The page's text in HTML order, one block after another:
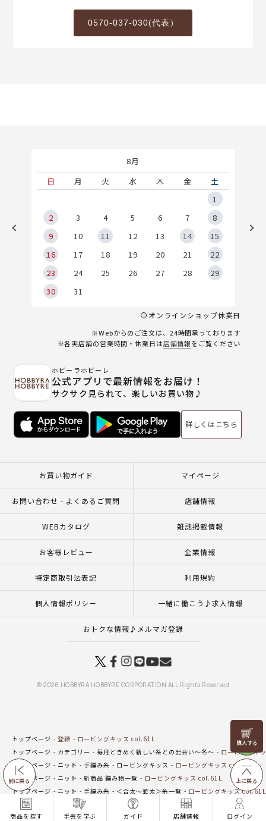
商品を探す 手芸を学ぶ ガイド 店舗情報 ログイン
前に戻る
リリヤン
フェア
上に戻る
0570-037-030(代表）
8月
日
月 火 水 木 金
土
1
2
3 4 5 6 7
8
9
10 11 12 13 14
15
16
17 18 19 20 21
22
23
24 25 26 27 28
29
30
31
オンラインショップ休業日
※Webからのご注文は、24時間承っております
※各実店舗の営業時間・休業日は店舗情報をご覧ください
ホビーラホビーレ
公式アプリで最新情報をお届け！
サクサク見られて、楽しいお買い物♪
詳しくはこちら
お買い物ガイド マイページ
お問い合わせ - よくあるご質問 店舗情報
WEBカタログ 雑誌掲載情報
お客様レビュー 企業情報
特定商取引法表記 利用規約
個人情報ポリシー 一緒に働こう♪求人情報
おトクな情報♪メルマガ登録
© 2026 HOBBYRA HOBBYRE CORPORATION ALL Rights Reserved
トップページ 登録
ロービングキッス col.61L
トップページ
カテゴリー 毎月ときめく新しい糸との出会い～冬～
ロービングキ
トップページ
ニット 手編み糸 ロービングキッス
ロービングキッス col.61L
トップページ
ニット 新商品 編み物一覧
ロービングキッス col.61L
トップページ
ニット 手編み糸 ＜合太～並太＞糸一覧
ロービングキッス col.61L
トップページ
ニット 手編み糸 ウール
ロービングキッス col.61L
トップページ
ニット 手編み糸 アクリル ロービングキッス col.61L